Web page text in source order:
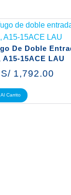
De Doble
A15-15ACE LAU
S/1,792.00
Carrito